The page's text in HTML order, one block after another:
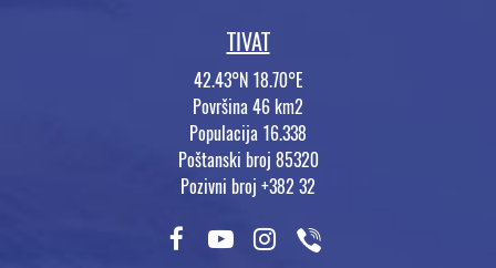
TIVAT
42.43°N 18.70°E
Površina 46 km2
Populacija 16.338
Poštanski broj 85320
Pozivni broj +382 32